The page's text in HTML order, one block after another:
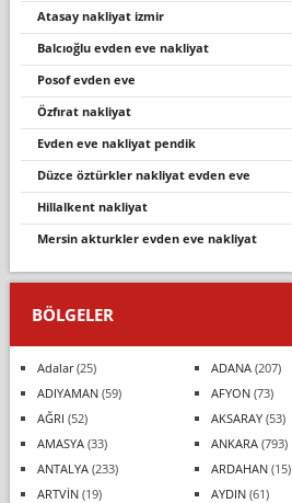
atasay nakliyat izmir
balcıoğlu evden eve nakliyat
posof evden eve
özfirat nakli̇yat
evden eve nakliyat pendik
düzce öztürkler nakliyat evden eve
hi̇llalkent nakli̇yat
mersin akturkler evden eve nakliyat
BÖLGELER
Adalar(25) ADANA(207)
ADIYAMAN(59) AFYON(73)
AĞRI (52) AKSARAY(53)
AMASYA(33) ANKARA(793)
ANTALYA(233) ARDAHAN(15)
ARTVİN(19) AYDIN(61)